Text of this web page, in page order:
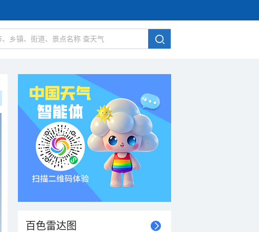
百色雷达图